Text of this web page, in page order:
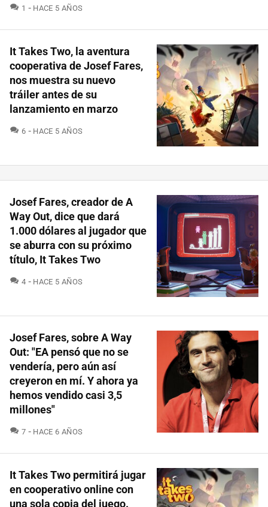
1 COMENTARIOS
HACE 5 AÑOS
It Takes Two, la aventura
cooperativa de Josef Fares,
nos muestra su nuevo
tráiler antes de su
lanzamiento en marzo
6 COMENTARIOS
HACE 5 AÑOS
Josef Fares, creador de A
Way Out, dice que dará
1.000 dólares al jugador que
se aburra con su próximo
título, It Takes Two
4 COMENTARIOS
HACE 5 AÑOS
Josef Fares, sobre A Way
Out: "EA pensó que no se
vendería, pero aún así
creyeron en mí. Y ahora ya
hemos vendido casi 3,5
millones"
7 COMENTARIOS
HACE 6 AÑOS
It Takes Two permitirá jugar
en cooperativo online con
una sola copia del juego.